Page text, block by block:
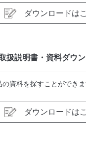
ダウンロードは
扱説明書・資料ダウ
資料を探すことができま
ダウンロードは